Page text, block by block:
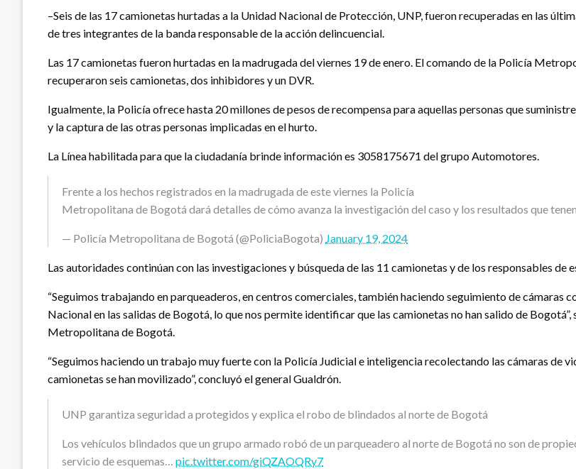
–Seis de las 17 camionetas hurtadas a la Unidad Nacional de Protección, UNP, fueron recuperadas en las
de tres integrantes de la banda responsable de la acción delincuencial.
Las 17 camionetas fueron hurtadas en la madrugada del viernes 19 de enero. El comando de la Policía
recuperaron seis camionetas, dos inhibidores y un DVR.
Igualmente, la Policía ofrece hasta 20 millones de pesos de recompensa para aquellas personas que
y la captura de las otras personas implicadas en el hurto.
La Línea habilitada para que la ciudadanía brinde información es 3058175671 del grupo Automotores.
Frente a los hechos registrados en la madrugada de este viernes la Policía
Metropolitana de Bogotá dará detalles de cómo avanza la investigación del caso y los resultados que
— Policía Metropolitana de Bogotá (@PoliciaBogota) January 19, 2024
Las autoridades continúan con las investigaciones y búsqueda de las 11 camionetas y de los responsables de
“Seguimos trabajando en parqueaderos, en centros comerciales, también haciendo seguimiento de
Nacional en las salidas de Bogotá, lo que nos permite identificar que las camionetas no han salido de
Metropolitana de Bogotá.
“Seguimos haciendo un trabajo muy fuerte con la Policía Judicial e inteligencia recolectando las cámaras de
camionetas se han movilizado”, concluyó el general Gualdrón.
UNP garantiza seguridad a protegidos y explica el robo de blindados al norte de Bogotá
Los vehículos blindados que un grupo armado robó de un parqueadero al norte de Bogotá no son de
servicio de esquemas… pic.twitter.com/giQZAOQRy7